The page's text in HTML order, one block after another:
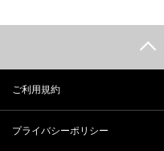
ご利用規約
プライバシーポリシー